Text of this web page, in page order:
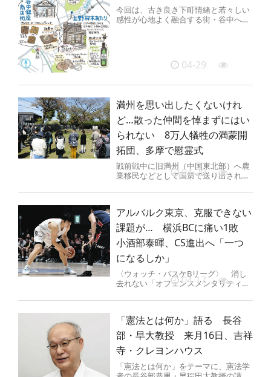
今回は、古き良き下町情緒と若々しい
感性が心地よく融合する街・谷中へ。
04-29
満州を思い出したくないけれ
ど…散った仲間を悼まずにはい
られない 8万人犠牲の満蒙開
拓団、多摩で慰霊式
戦前戦中に旧満州（中国東北部）へ農
業移民などとして国策で送り出された
らの慰霊式が12日、東京都多摩市...
04-20
アルバルク東京、克服できない
課題が… 横浜BCに痛い1敗
小酒部泰暉、CS進出へ「一つ
になるしか」
〈ウォッチ・バスケBリーグ〉 消し
去れない「オフェンスメンタリティ
ーグ1部（B1）アルバルク東京（...
04-17
「憲法とは何か」語る 長谷
部・早大教授 来月16日、吉祥
寺・クレヨンハウス
「憲法とは何か」をテーマに、憲法学